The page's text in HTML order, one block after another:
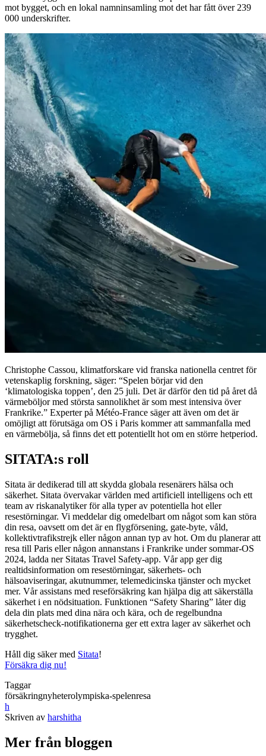
mot bygget, och en lokal namninsamling mot det har fått över 239
000 underskrifter.
Christophe Cassou, klimatforskare vid franska nationella centret för
vetenskaplig forskning, säger: “Spelen börjar vid den
‘klimatologiska toppen’, den 25 juli. Det är därför den tid på året då
värmeböljor med största sannolikhet är som mest intensiva över
Frankrike.” Experter på Météo-France säger att även om det är
omöjligt att förutsäga om OS i Paris kommer att sammanfalla med
en värmebölja, så finns det ett potentiellt hot om en större hetperiod.
SITATA:s roll
Sitata är dedikerad till att skydda globala resenärers hälsa och
säkerhet. Sitata övervakar världen med artificiell intelligens och ett
team av riskanalytiker för alla typer av potentiella hot eller
resestörningar. Vi meddelar dig omedelbart om något som kan störa
din resa, oavsett om det är en flygförsening, gate-byte, våld,
kollektivtrafikstrejk eller någon annan typ av hot. Om du planerar att
resa till Paris eller någon annanstans i Frankrike under sommar-OS
2024, ladda ner Sitatas Travel Safety-app. Vår app ger dig
realtidsinformation om resestörningar, säkerhets- och
hälsoaviseringar, akutnummer, telemedicinska tjänster och mycket
mer. Vår assistans med reseförsäkring kan hjälpa dig att säkerställa
säkerhet i en nödsituation. Funktionen “Safety Sharing” låter dig
dela din plats med dina nära och kära, och de regelbundna
säkerhetscheck-notifikationerna ger ett extra lager av säkerhet och
trygghet.
Håll dig säker med Sitata!
Försäkra dig nu!
Taggar
försäkringnyheterolympiska-spelenresa
h
Skriven av harshitha
Mer från bloggen